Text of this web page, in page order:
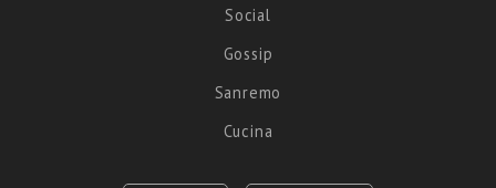
Social
Gossip
Sanremo
Cucina